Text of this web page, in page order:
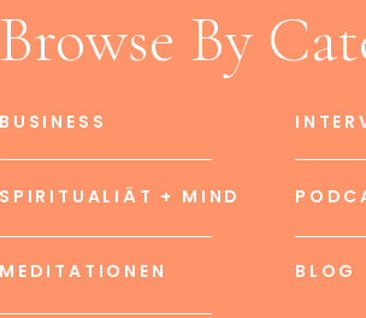
Browse By
MEDITATIONEN
SPIRITUALIÄT + MIND
BUSINESS
BLOG